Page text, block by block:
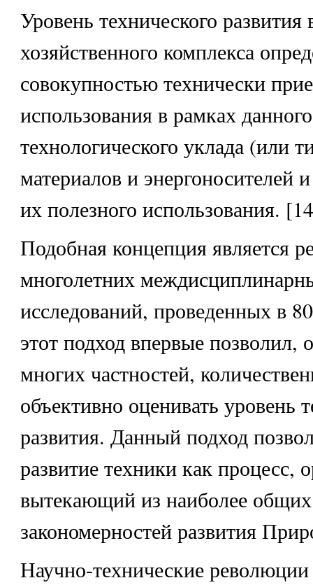
Уровень технического развития
хозяйственного комплекса
совокупностью технически
использования в рамках данного
технологического уклада (или
материалов и энергоносителей
их полезного использования.
Подобная концепция является
многолетних
исследований, проведенных в
этот подход впервые позволил,
многих частностей,
объективно оценивать уровень
развития. Данный подход
развитие техники как процесс,
вытекающий из наиболее общих
закономерностей развития
Научно-технические революции